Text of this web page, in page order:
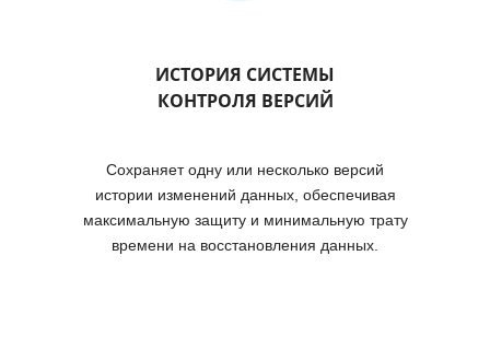
ИСТОРИЯ СИСТЕМЫ
КОНТРОЛЯ ВЕРСИЙ
Сохраняет одну или несколько версий
истории изменений данных, обеспечивая
максимальную защиту и минимальную трату
времени на восстановления данных.